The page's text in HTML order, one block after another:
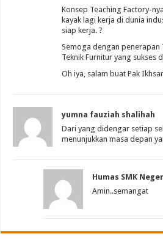
Konsep Teaching Factory-
kayak lagi kerja di dunia
siap kerja. ?
Semoga dengan penerapan
Teknik Furnitur yang sukses
Oh iya, salam buat Pak
yumna fauziah shalihah
Dari yang didengar setiap
menunjukkan masa depan
Humas SMK
Amin..semangat